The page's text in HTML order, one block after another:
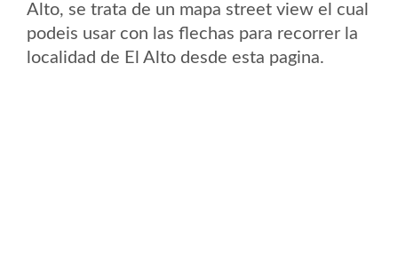
Alto, se trata de un mapa street view el cual
podeis usar con las flechas para recorrer la
localidad de El Alto desde esta pagina.